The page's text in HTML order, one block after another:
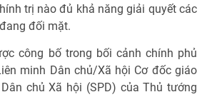
trị nào đủ khả năng giải quyết các
đối mặt.
công bố trong bối cảnh chính phủ
minh Dân chủ/Xã hội Cơ đốc giáo
chủ Xã hội (SPD) của Thủ tướng